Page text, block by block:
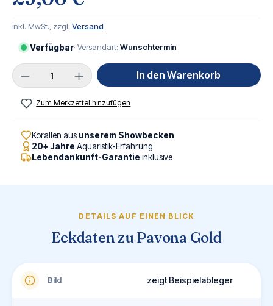
inkl. MwSt., zzgl. Versand
Verfügbar· Versandart: Wunschtermin
Produkt Anzahl: Gib den gewünschten Wert
In den Warenkorb
Zum Merkzettel hinzufügen
Korallen aus unserem Showbecken
20+ Jahre Aquaristik-Erfahrung
Lebendankunft-Garantie inklusive
DETAILS AUF EINEN BLICK
Eckdaten zu Pavona Gold
Bild zeigt Beispielableger